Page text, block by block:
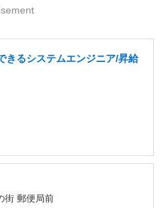
きるシステムエンジニア/昇給
街 郵便局前